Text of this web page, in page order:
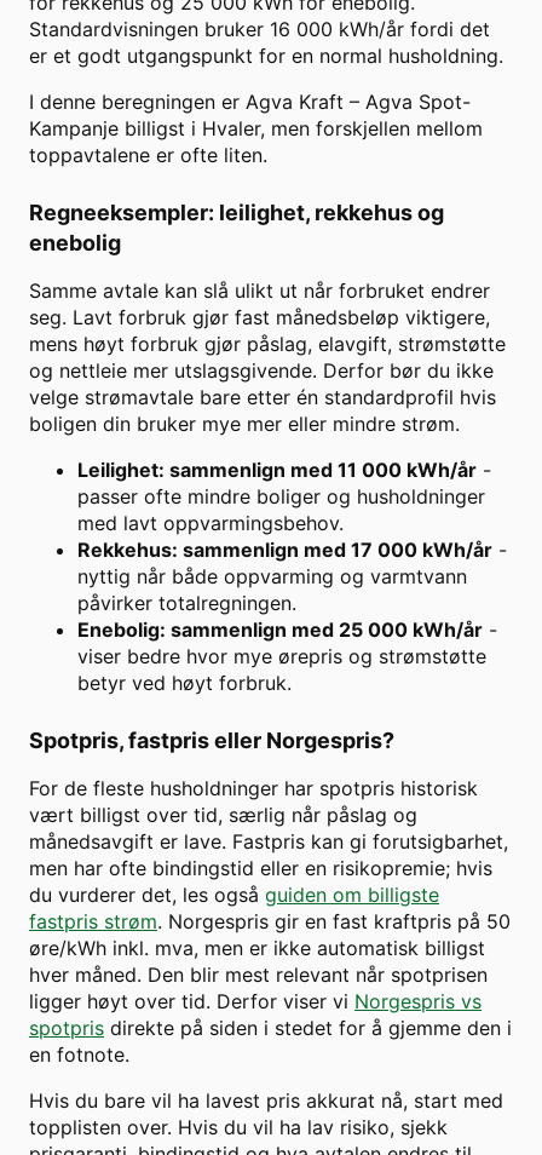
Standardvisningen bruker 16 000 kWh/år fordi det
er et godt utgangspunkt for en normal husholdning.
I denne beregningen er Agva Kraft – Agva Spot-
Kampanje billigst i Hvaler, men forskjellen mellom
toppavtalene er ofte liten.
Regneeksempler: leilighet, rekkehus og
enebolig
Samme avtale kan slå ulikt ut når forbruket endrer
seg. Lavt forbruk gjør fast månedsbeløp viktigere,
mens høyt forbruk gjør påslag, elavgift, strømstøtte
og nettleie mer utslagsgivende. Derfor bør du ikke
velge strømavtale bare etter én standardprofil hvis
boligen din bruker mye mer eller mindre strøm.
Leilighet: sammenlign med 11 000 kWh/år -
passer ofte mindre boliger og husholdninger
med lavt oppvarmingsbehov.
Rekkehus: sammenlign med 17 000 kWh/år -
nyttig når både oppvarming og varmtvann
påvirker totalregningen.
Enebolig: sammenlign med 25 000 kWh/år -
viser bedre hvor mye ørepris og strømstøtte
betyr ved høyt forbruk.
Spotpris, fastpris eller Norgespris?
For de fleste husholdninger har spotpris historisk
vært billigst over tid, særlig når påslag og
månedsavgift er lave. Fastpris kan gi forutsigbarhet,
men har ofte bindingstid eller en risikopremie; hvis
du vurderer det, les også guiden om billigste
fastpris strøm. Norgespris gir en fast kraftpris på 50
øre/kWh inkl. mva, men er ikke automatisk billigst
hver måned. Den blir mest relevant når spotprisen
ligger høyt over tid. Derfor viser vi Norgespris vs
spotpris direkte på siden i stedet for å gjemme den i
en fotnote.
Hvis du bare vil ha lavest pris akkurat nå, start med
topplisten over. Hvis du vil ha lav risiko, sjekk